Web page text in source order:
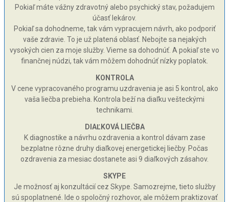
Pokiaľ máte vážny zdravotný alebo psychický stav, požadujem
účasť lekárov.
Pokiaľ sa dohodneme, tak vám vypracujem návrh, ako podporiť
vaše zdravie. To je už platená oblasť. Nebojte sa nejakých
vysokých cien za moje služby. Vieme sa dohodnúť. A pokiaľ ste vo
finančnej núdzi, tak vám môžem dohodnúť nízky poplatok.
KONTROLA
V cene vypracovaného programu uzdravenia je asi 5 kontrol, ako
vaša liečba prebieha. Kontrola beží na diaľku vešteckými
technikami.
DIAĽKOVÁ LIEČBA
K diagnostike a návrhu ozdravenia a kontrol dávam zase
bezplatne rôzne druhy diaľkovej energetickej liečby. Počas
ozdravenia za mesiac dostanete asi 9 diaľkových zásahov.
SKYPE
Je možnosť aj konzultácií cez Skype. Samozrejme, tieto služby
sú spoplatnené. Ide o spoločný rozhovor, ale môžem praktizovať